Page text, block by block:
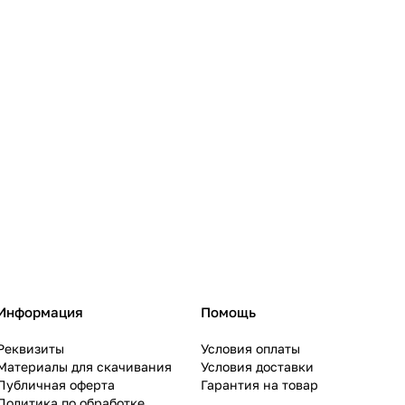
для скачивания
оферта
Помощь
Условия оплаты
Условия доставки
Гарантия на товар